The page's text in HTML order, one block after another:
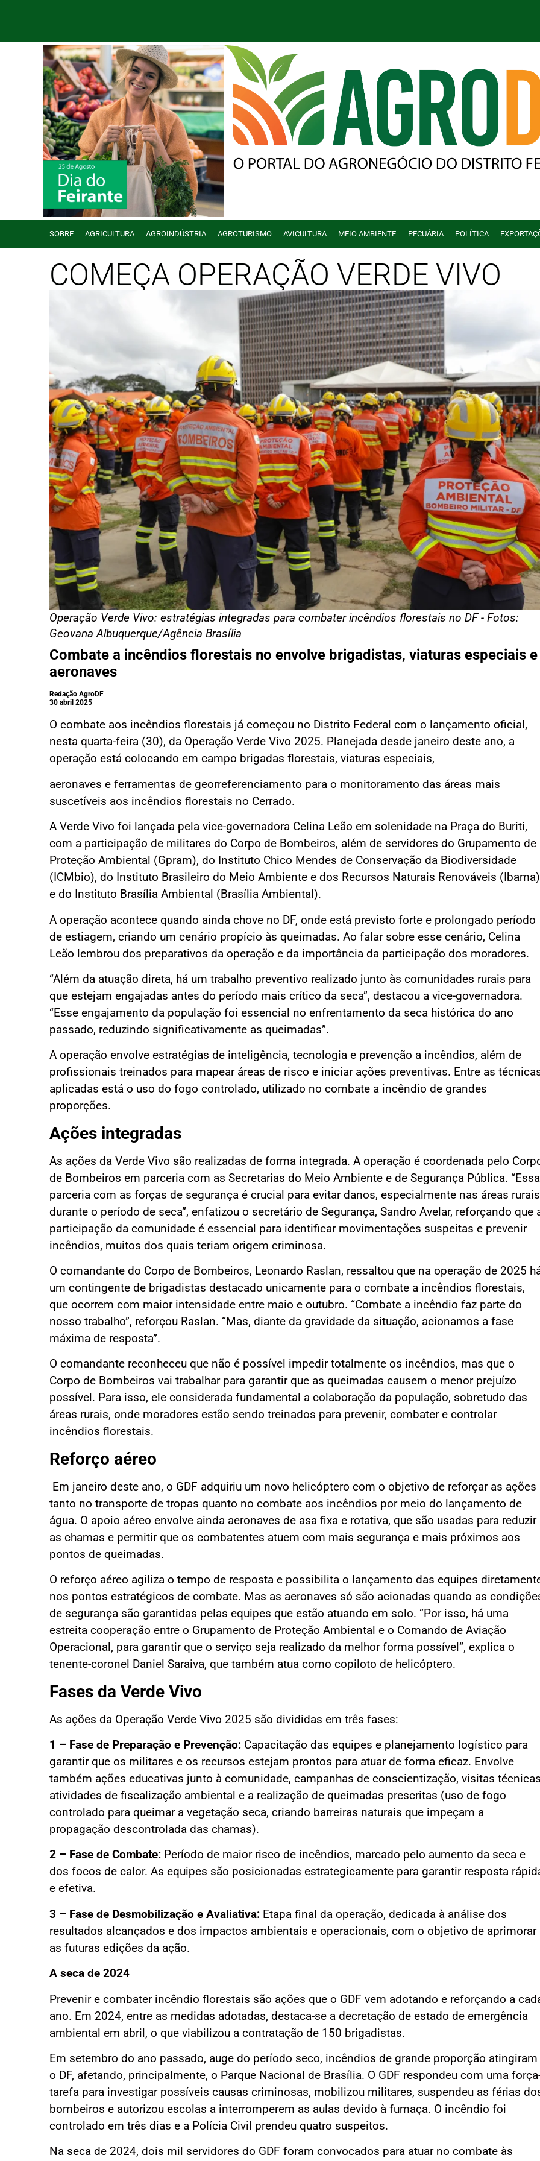
SOBRE AGRICULTURA AGROINDÚSTRIA AGROTURISMO AVICULTURA MEIO AMBIENTE PECUÁRIA POLÍTICA
COMEÇA OPERAÇÃO VERDE VIVO
Operação Verde Vivo: estratégias integradas para combater incêndios florestais no DF - Fotos:
Geovana Albuquerque/Agência Brasília
Combate a incêndios florestais no envolve brigadistas, viaturas especiais e
aeronaves
Redação AgroDF
30 abril 2025
O combate aos incêndios florestais já começou no Distrito Federal com o lançamento oficial,
nesta quarta-feira (30), da Operação Verde Vivo 2025. Planejada desde janeiro deste ano, a
operação está colocando em campo brigadas florestais, viaturas especiais,
aeronaves e ferramentas de georreferenciamento para o monitoramento das áreas mais
suscetíveis aos incêndios florestais no Cerrado.
A Verde Vivo foi lançada pela vice-governadora Celina Leão em solenidade na Praça do Buriti,
com a participação de militares do Corpo de Bombeiros, além de servidores do Grupamento de
Proteção Ambiental (Gpram), do Instituto Chico Mendes de Conservação da Biodiversidade
(ICMbio), do Instituto Brasileiro do Meio Ambiente e dos Recursos Naturais Renováveis (Ibama)
e do Instituto Brasília Ambiental (Brasília Ambiental).
A operação acontece quando ainda chove no DF, onde está previsto forte e prolongado período
de estiagem, criando um cenário propício às queimadas. Ao falar sobre esse cenário, Celina
Leão lembrou dos preparativos da operação e da importância da participação dos moradores.
“Além da atuação direta, há um trabalho preventivo realizado junto às comunidades rurais para
que estejam engajadas antes do período mais crítico da seca”, destacou a vice-governadora.
“Esse engajamento da população foi essencial no enfrentamento da seca histórica do ano
passado, reduzindo significativamente as queimadas”.
A operação envolve estratégias de inteligência, tecnologia e prevenção a incêndios, além de
profissionais treinados para mapear áreas de risco e iniciar ações preventivas. Entre as
aplicadas está o uso do fogo controlado, utilizado no combate a incêndio de grandes
proporções.
Ações integradas
As ações da Verde Vivo são realizadas de forma integrada. A operação é coordenada pelo
de Bombeiros em parceria com as Secretarias do Meio Ambiente e de Segurança Pública. “Essa
parceria com as forças de segurança é crucial para evitar danos, especialmente nas áreas rurais
durante o período de seca”, enfatizou o secretário de Segurança, Sandro Avelar, reforçando que
participação da comunidade é essencial para identificar movimentações suspeitas e prevenir
incêndios, muitos dos quais teriam origem criminosa.
O comandante do Corpo de Bombeiros, Leonardo Raslan, ressaltou que na operação de 2025
um contingente de brigadistas destacado unicamente para o combate a incêndios florestais,
que ocorrem com maior intensidade entre maio e outubro. “Combate a incêndio faz parte do
nosso trabalho”, reforçou Raslan. “Mas, diante da gravidade da situação, acionamos a fase
máxima de resposta”.
O comandante reconheceu que não é possível impedir totalmente os incêndios, mas que o
Corpo de Bombeiros vai trabalhar para garantir que as queimadas causem o menor prejuízo
possível. Para isso, ele considerada fundamental a colaboração da população, sobretudo das
áreas rurais, onde moradores estão sendo treinados para prevenir, combater e controlar
incêndios florestais.
Reforço aéreo
Em janeiro deste ano, o GDF adquiriu um novo helicóptero com o objetivo de reforçar as ações
tanto no transporte de tropas quanto no combate aos incêndios por meio do lançamento de
água. O apoio aéreo envolve ainda aeronaves de asa fixa e rotativa, que são usadas para reduzir
as chamas e permitir que os combatentes atuem com mais segurança e mais próximos aos
pontos de queimadas.
O reforço aéreo agiliza o tempo de resposta e possibilita o lançamento das equipes
nos pontos estratégicos de combate. Mas as aeronaves só são acionadas quando as
de segurança são garantidas pelas equipes que estão atuando em solo. “Por isso, há uma
estreita cooperação entre o Grupamento de Proteção Ambiental e o Comando de Aviação
Operacional, para garantir que o serviço seja realizado da melhor forma possível”, explica o
tenente-coronel Daniel Saraiva, que também atua como copiloto de helicóptero.
Fases da Verde Vivo
As ações da Operação Verde Vivo 2025 são divididas em três fases:
1 – Fase de Preparação e Prevenção: Capacitação das equipes e planejamento logístico para
garantir que os militares e os recursos estejam prontos para atuar de forma eficaz. Envolve
também ações educativas junto à comunidade, campanhas de conscientização, visitas
atividades de fiscalização ambiental e a realização de queimadas prescritas (uso de fogo
controlado para queimar a vegetação seca, criando barreiras naturais que impeçam a
propagação descontrolada das chamas).
2 – Fase de Combate: Período de maior risco de incêndios, marcado pelo aumento da seca e
dos focos de calor. As equipes são posicionadas estrategicamente para garantir resposta
e efetiva.
3 – Fase de Desmobilização e Avaliativa: Etapa final da operação, dedicada à análise dos
resultados alcançados e dos impactos ambientais e operacionais, com o objetivo de aprimorar
as futuras edições da ação.
A seca de 2024
Prevenir e combater incêndio florestais são ações que o GDF vem adotando e reforçando a
ano. Em 2024, entre as medidas adotadas, destaca-se a decretação de estado de emergência
ambiental em abril, o que viabilizou a contratação de 150 brigadistas.
Em setembro do ano passado, auge do período seco, incêndios de grande proporção atingiram
o DF, afetando, principalmente, o Parque Nacional de Brasília. O GDF respondeu com uma
tarefa para investigar possíveis causas criminosas, mobilizou militares, suspendeu as férias
bombeiros e autorizou escolas a interromperem as aulas devido à fumaça. O incêndio foi
controlado em três dias e a Polícia Civil prendeu quatro suspeitos.
Na seca de 2024, dois mil servidores do GDF foram convocados para atuar no combate às